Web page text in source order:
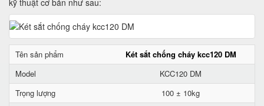
kỹ thuật cơ bản như sau:
Tên sản phẩm
Két sắt chống cháy kcc120 DM
Model
KCC120 DM
Trọng lượng
100 ± 10kg